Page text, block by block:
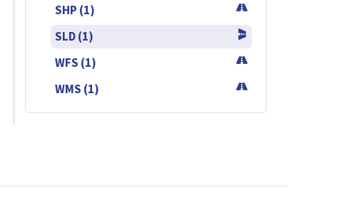
SHP (1)
SLD (1)
WFS (1)
WMS (1)